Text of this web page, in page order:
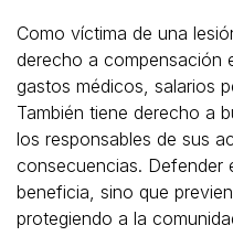
Como víctima de una
derecho a compensación
gastos médicos, salarios
También tiene derecho a
los responsables de sus
consecuencias. Defender
beneficia, sino que
protegiendo a la